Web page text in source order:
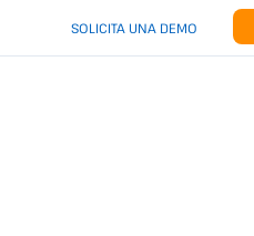
SOLICITA UNA DEMO